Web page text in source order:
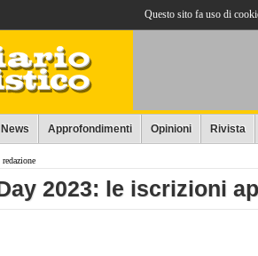
Approfondimenti Opinioni Rivista
2023: le iscrizioni
Questo sito fa uso di